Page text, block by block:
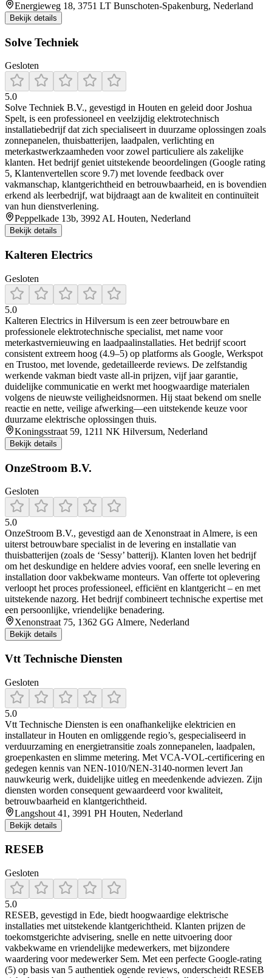
Energieweg 18, 3751 LT Bunschoten-Spakenburg, Nederland
Bekijk details
Solve Techniek
Gesloten
5.0
Solve Techniek B.V., gevestigd in Houten en geleid door Joshua
Spelt, is een professioneel en veelzijdig elektrotechnisch
installatiebedrijf dat zich specialiseert in duurzame oplossingen zoals
zonnepanelen, thuisbatterijen, laadpalen, verlichting en
meterkastwerkzaamheden voor zowel particuliere als zakelijke
klanten. Het bedrijf geniet uitstekende beoordelingen (Google rating
5, Klantenvertellen score 9.7) met lovende feedback over
vakmanschap, klantgerichtheid en betrouwbaarheid, en is bovendien
erkend als leerbedrijf, wat bijdraagt aan de kwaliteit en continuïteit
van hun dienstverlening.
Peppelkade 13b, 3992 AL Houten, Nederland
Bekijk details
Kalteren Electrics
Gesloten
5.0
Kalteren Electrics in Hilversum is een zeer betrouwbare en
professionele elektrotechnische specialist, met name voor
meterkastvernieuwing en laadpaalinstallaties. Het bedrijf scoort
consistent extreem hoog (4.9–5) op platforms als Google, Werkspot
en Trustoo, met lovende, gedetailleerde reviews. De zelfstandig
werkende vakman biedt vaste all‑in prijzen, vijf jaar garantie,
duidelijke communicatie en werkt met hoogwaardige materialen
volgens de nieuwste veiligheidsnormen. Hij staat bekend om snelle
reactie en nette, veilige afwerking—een uitstekende keuze voor
duurzame elektrische oplossingen thuis.
Koningsstraat 59, 1211 NK Hilversum, Nederland
Bekijk details
OnzeStroom B.V.
Gesloten
5.0
OnzeStroom B.V., gevestigd aan de Xenonstraat in Almere, is een
uiterst betrouwbare specialist in de levering en installatie van
thuisbatterijen (zoals de ‘Sessy’ batterij). Klanten loven het bedrijf
om het deskundige en heldere advies vooraf, een snelle levering en
installation door vakbekwame monteurs. Van offerte tot oplevering
verloopt het proces professioneel, efficiënt en klantgericht – en met
uitstekende nazorg. Het bedrijf combineert technische expertise met
een persoonlijke, vriendelijke benadering.
Xenonstraat 75, 1362 GG Almere, Nederland
Bekijk details
Vtt Technische Diensten
Gesloten
5.0
Vtt Technische Diensten is een onafhankelijke elektricien en
installateur in Houten en omliggende regio’s, gespecialiseerd in
verduurzaming en energietransitie zoals zonnepanelen, laadpalen,
groepenkasten en slimme metering. Met VCA‑VOL‑certificering en
gedegen kennis van NEN-1010/NEN-3140-normen levert Jan
nauwkeurig werk, duidelijke uitleg en meedenkende adviezen. Zijn
diensten worden consequent gewaardeerd voor kwaliteit,
betrouwbaarheid en klantgerichtheid.
Langshout 41, 3991 PH Houten, Nederland
Bekijk details
RESEB
Gesloten
5.0
RESEB, gevestigd in Ede, biedt hoogwaardige elektrische
installaties met uitstekende klantgerichtheid. Klanten prijzen de
toekomstgerichte advisering, snelle en nette uitvoering door
vakbekwame en vriendelijke medewerkers, met bijzondere
waardering voor medewerker Sem. Met een perfecte Google-rating
(5) op basis van 5 authentiek ogende reviews, onderscheidt RESEB